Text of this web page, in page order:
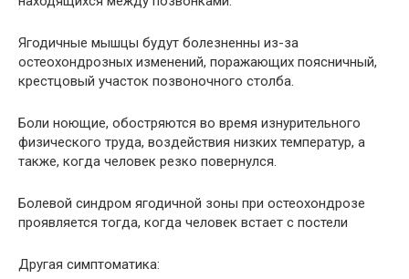
Ягодичные мышцы будут болезненны из-за
остеохондрозных изменений, поражающих поясничный,
крестцовый участок позвоночного столба.
Боли ноющие, обостряются во время изнурительного
физического труда, воздействия низких температур, а
также, когда человек резко повернулся.
Болевой синдром ягодичной зоны при остеохондрозе
проявляется тогда, когда человек встает с постели
Другая симптоматика: